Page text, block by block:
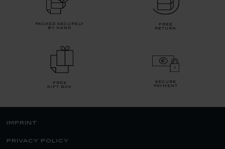
packed securely
by hand
free
return
free
gift box
secure
payment
imprint
privacy policy